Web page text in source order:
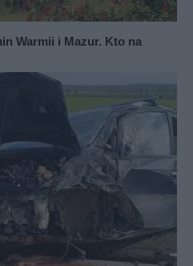
Warmii i Mazur. Kto na